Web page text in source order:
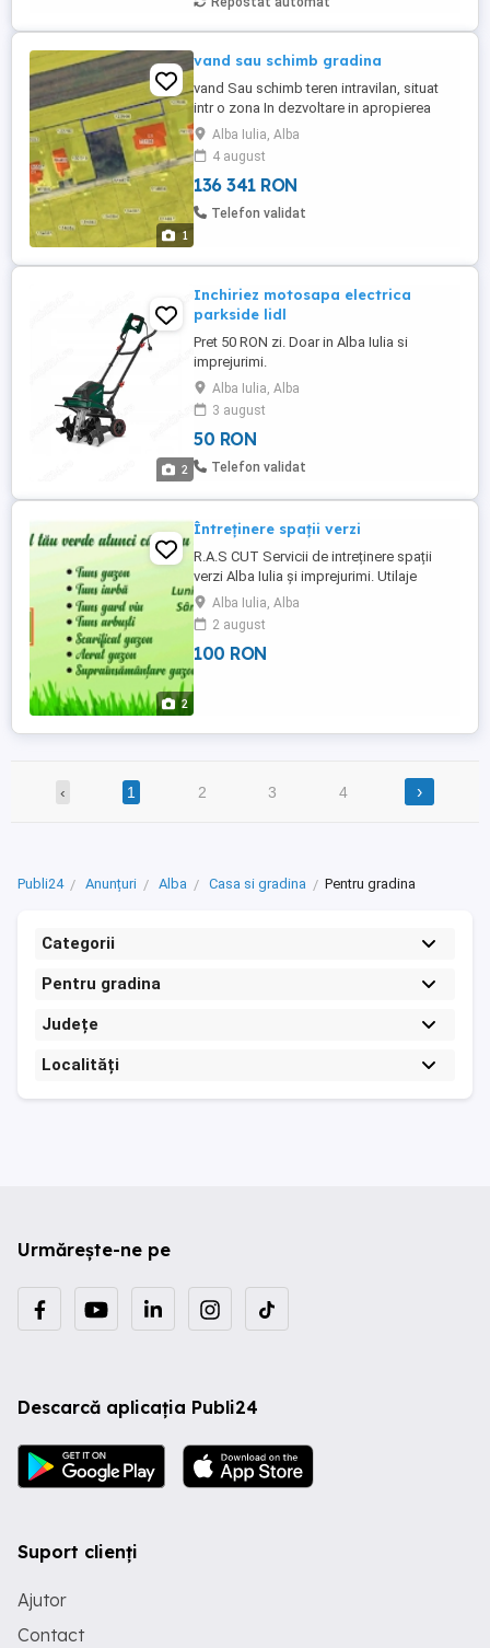
1
vand sau schimb gradina
vand Sau schimb teren intravilan, situat
intr o zona In dezvoltare in apropierea
Străzii Viadana - Penny Micesti. lungimea
terenului este de 55.3 m..iar lățimea de 9.5
m, in total 525 mp . pe o parte sunt case si
pe alta parte este un lan de Floarea
soarelui. utilitățile sunt in proximitate - nu
Alba Iulia, Alba
4 august
136 341 RON
Telefon validat
2
Inchiriez motosapa electrica
parkside lidl
Pret 50 RON zi. Doar in Alba Iulia si
imprejurimi.
Alba Iulia, Alba
3 august
50 RON
Telefon validat
2
Întreținere spații verzi
R.A.S CUT Servicii de intreținere spații
verzi Alba Iulia și imprejurimi. Utilaje
profesionale noi. Tractoraș pt gazon.
Colectare resturi vegetale in saci zonă
compostare Nu evacuăm resturile
vegetale. Nu abonamente. Ofertă de preț
Alba Iulia, Alba
2 august
100 RON
‹ 1 2 3 4 ›
Publi24 Anunțuri Alba Casa si gradina Pentru gradina
Categorii
Pentru gradina
Județe
Localități
Urmărește-ne pe
Descarcă aplicația Publi24
Suport clienți
Ajutor
Contact